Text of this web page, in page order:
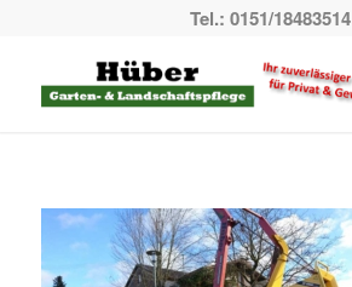
Tel.: 0151/18483514